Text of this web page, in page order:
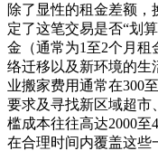
除了显性的租金差额
定了这笔交易是否“划
金（通常为1至2个月租
络迁移以及新环境的生
业搬家费用通常在300
要求及寻找新区域超市
槛成本往往高达2000
在合理时间内覆盖这些